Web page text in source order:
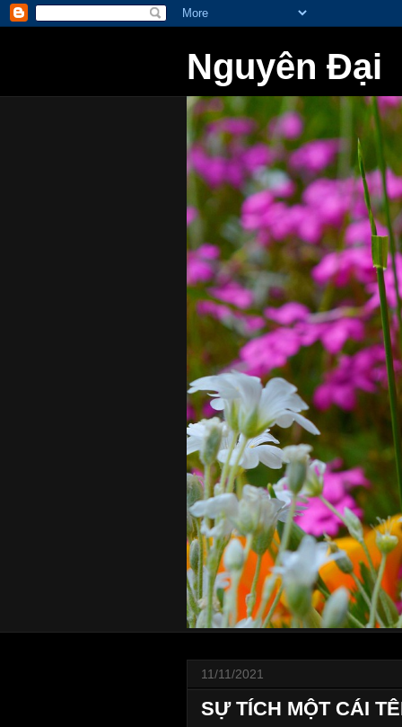
Nguyên Đại
11/11/2021
SỰ TÍCH MỘT CÁI